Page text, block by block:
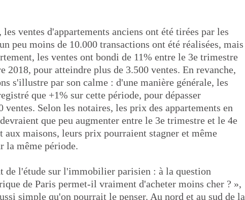
les ventes d'appartements anciens ont été tirées par les
peu moins de 10.000 transactions ont été réalisées, mais
les ventes ont bondi de 11% entre le 3e trimestre
2018, pour atteindre plus de 3.500 ventes. En revanche,
s'illustre par son calme : d'une manière générale, les
que +1% sur cette période, pour dépasser
ventes. Selon les notaires, les prix des appartements en
que peu augmenter entre le 3e trimestre et le 4e
aux maisons, leurs prix pourraient stagner et même
la même période.
de l'étude sur l'immobilier parisien : à la question
de Paris permet-il vraiment d'acheter moins cher ? »,
simple qu'on pourrait le penser. Au nord et au sud de la